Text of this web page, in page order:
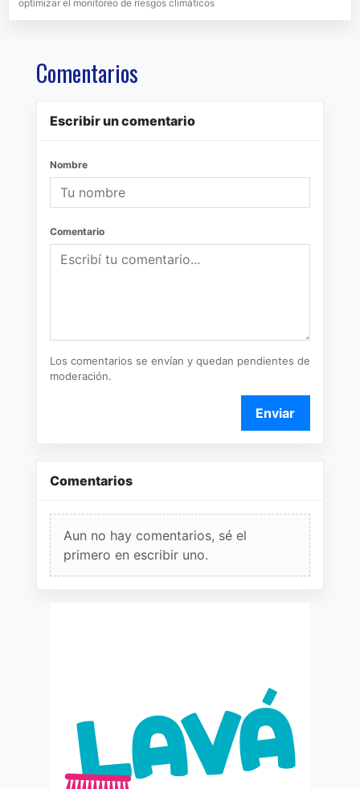
optimizar el monitoreo de riesgos climáticos
Comentarios
Escribir un comentario
Nombre
Comentario
Los comentarios se envían y quedan pendientes de
moderación.
Enviar
Comentarios
Aun no hay comentarios, sé el
primero en escribir uno.